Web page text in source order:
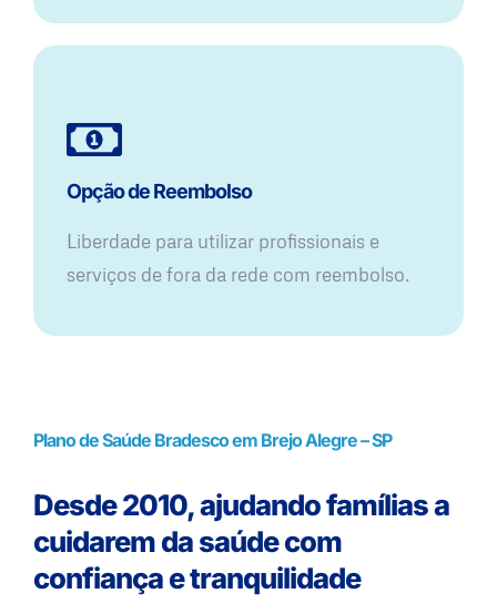
Opção de Reembolso
Liberdade para utilizar profissionais e
serviços de fora da rede com reembolso.
Plano de Saúde Bradesco em Brejo Alegre – SP
Desde 2010, ajudando famílias a
cuidarem da saúde com
confiança e tranquilidade